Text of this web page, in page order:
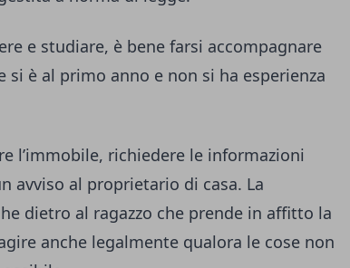
e studiare, è bene farsi accompagnare
è al primo anno e non si ha esperienza
l’immobile, richiedere le informazioni
avviso al proprietario di casa. La
dietro al ragazzo che prende in affitto la
anche legalmente qualora le cose non